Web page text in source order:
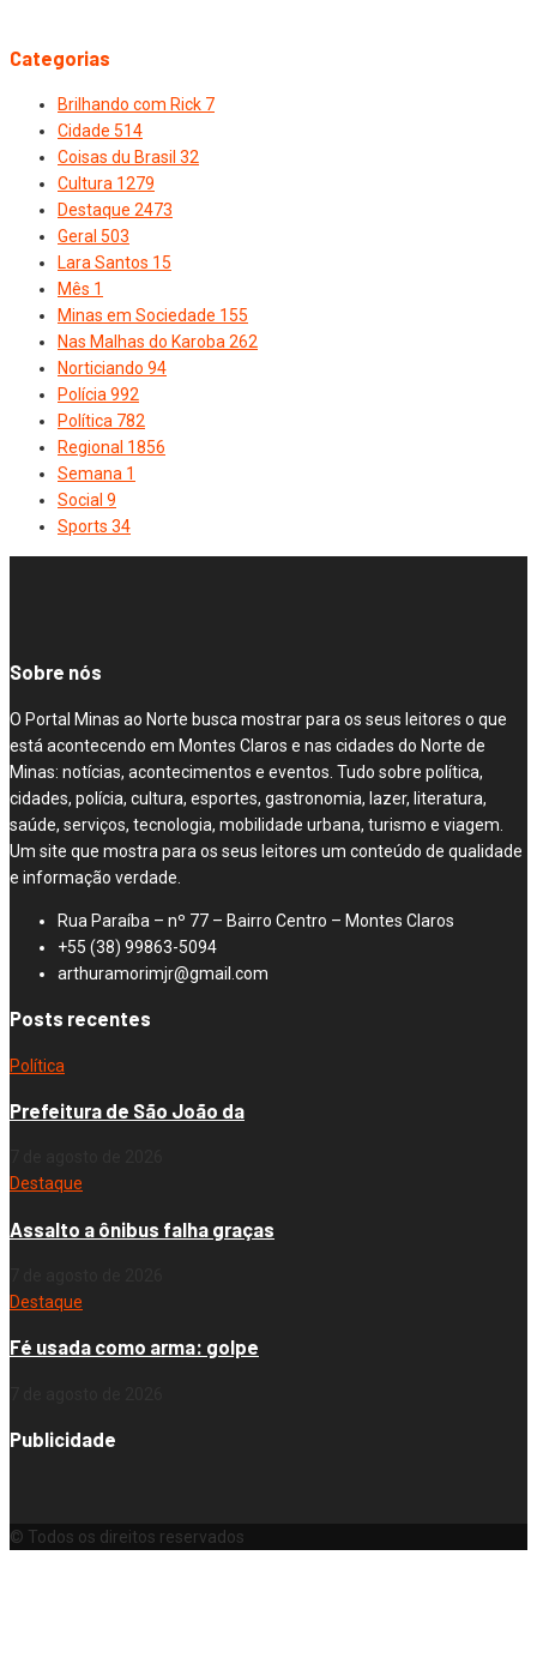
Categorias
Brilhando com Rick 7
Cidade 514
Coisas du Brasil 32
Cultura 1279
Destaque 2473
Geral 503
Lara Santos 15
Mês 1
Minas em Sociedade 155
Nas Malhas do Karoba 262
Norticiando 94
Polícia 992
Política 782
Regional 1856
Semana 1
Social 9
Sports 34
Sobre nós
O Portal Minas ao Norte busca mostrar para os seus leitores o que
está acontecendo em Montes Claros e nas cidades do Norte de
Minas: notícias, acontecimentos e eventos. Tudo sobre política,
cidades, polícia, cultura, esportes, gastronomia, lazer, literatura,
saúde, serviços, tecnologia, mobilidade urbana, turismo e viagem.
Um site que mostra para os seus leitores um conteúdo de qualidade
e informação verdade.
Rua Paraíba – nº 77 – Bairro Centro – Montes Claros
+55 (38) 99863-5094
arthuramorimjr@gmail.com
Posts recentes
Política
Prefeitura de São João da
Destaque
Assalto a ônibus falha graças
Destaque
Fé usada como arma: golpe
Publicidade
© Todos os direitos reservados